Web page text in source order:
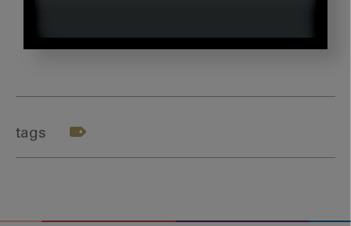
tags